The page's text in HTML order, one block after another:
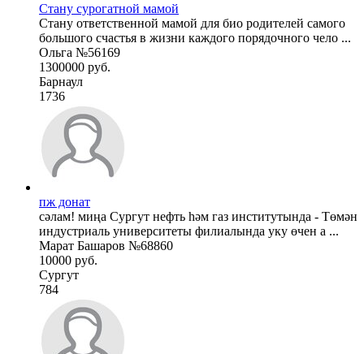
Стану сурогатной мамой
Стану ответственной мамой для био родителей самого
большого счастья в жизни каждого порядочного чело ...
Ольга №56169
1300000 руб.
Барнаул
1736
пж донат
сәлам! миңа Сургут нефть һәм газ институтында - Төмән
индустриаль университеты филиалында уку өчен а ...
Марат Башаров №68860
10000 руб.
Сургут
784